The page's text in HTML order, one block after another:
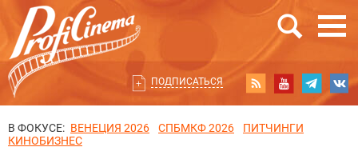
ПОДПИСАТЬСЯ
В ФОКУСЕ: ВЕНЕЦИЯ 2026 СПБМКФ 2026
ПИТЧИНГИ
КИНОБИЗНЕС